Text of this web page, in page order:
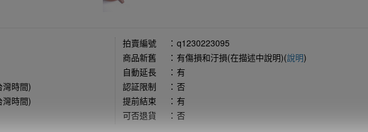
時間)
時間)
拍賣編號 ： q1230223095
商品新舊
： 有傷損和汙損(在描述中說明)(說明)
自動延長
： 有
認証限制
： 否
提前結束
： 有
可否退貨
： 否